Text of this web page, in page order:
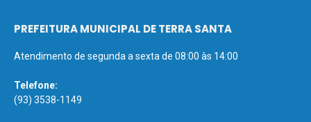
PREFEITURA MUNICIPAL DE TERRA SANTA
Atendimento de segunda a sexta de 08:00 às 14:00
Telefone:
(93) 3538-1149